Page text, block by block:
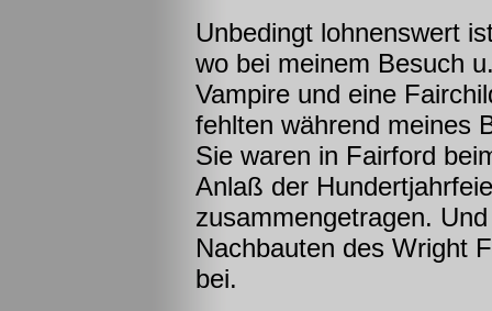
Unbedingt lohnenswert
wo bei meinem Besuch
Vampire und eine
fehlten während meines
Sie waren in Fairford
Anlaß der
zusammengetragen.
Nachbauten des Wright
bei.